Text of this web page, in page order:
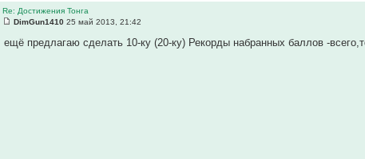
Re: Достижения Тонга
DimGun1410 25 май 2013, 21:42
ещё предлагаю сделать 10-ку (20-ку) Рекорды набранных баллов -